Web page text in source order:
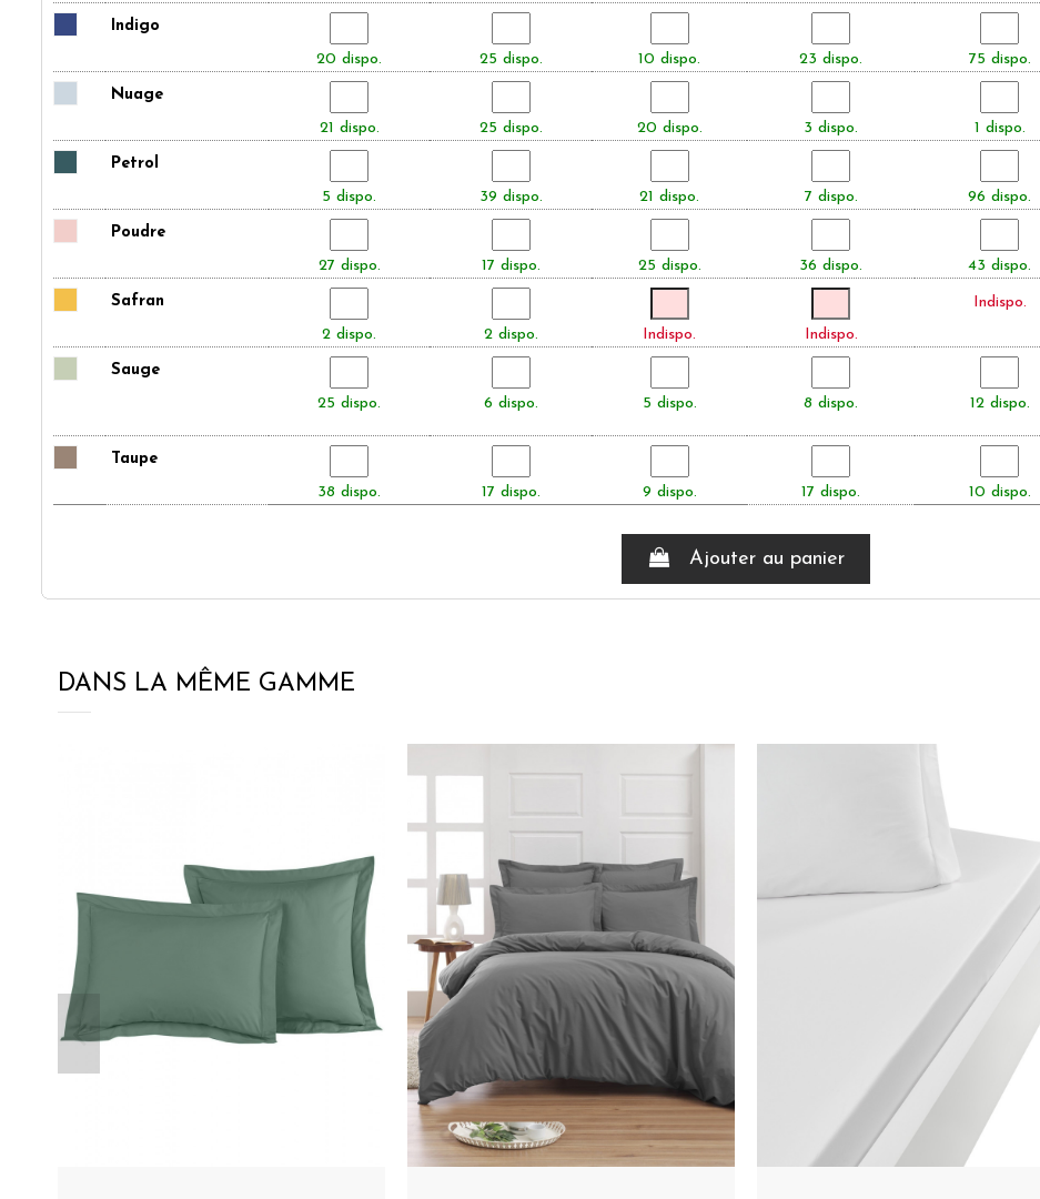
Indigo
20 dispo.
25 dispo. 10 dispo. 23 dispo. 75 dispo.
Nuage
21 dispo.
25 dispo. 20 dispo. 3 dispo. 1 dispo.
Petrol
5 dispo.
39 dispo. 21 dispo. 7 dispo. 96 dispo.
Poudre
27 dispo.
17 dispo. 25 dispo. 36 dispo. 43 dispo.
Safran
2 dispo.
2 dispo. Indispo. Indispo.
Indispo.
Sauge
25 dispo.
6 dispo. 5 dispo. 8 dispo. 12 dispo.
Taupe
38 dispo.
17 dispo. 9 dispo. 17 dispo. 10 dispo.
Ajouter au panier
DANS LA MÊME GAMME